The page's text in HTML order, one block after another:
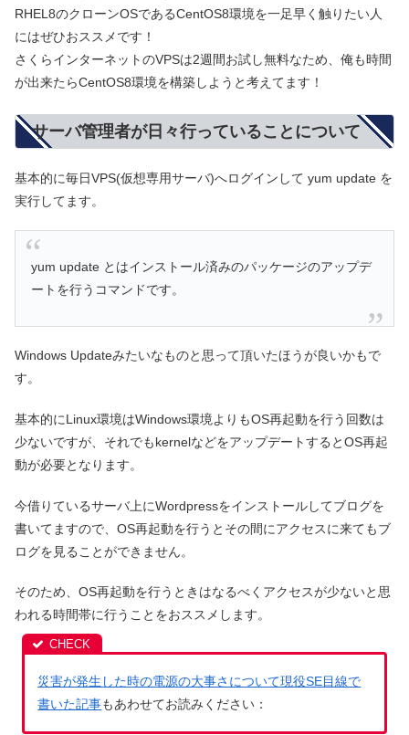
RHEL8のクローンOSであるCentOS8環境を一足早く触りたい人
にはぜひおススメです！
さくらインターネットのVPSは2週間お試し無料なため、俺も時間
が出来たらCentOS8環境を構築しようと考えてます！
サーバ管理者が日々行っていることについて
基本的に毎日VPS(仮想専用サーバ)へログインして yum update を
実行してます。
yum update とはインストール済みのパッケージのアップデ
ートを行うコマンドです。
Windows Updateみたいなものと思って頂いたほうが良いかもで
す。
基本的にLinux環境はWindows環境よりもOS再起動を行う回数は
少ないですが、それでもkernelなどをアップデートするとOS再起
動が必要となります。
今借りているサーバ上にWordpressをインストールしてブログを
書いてますので、OS再起動を行うとその間にアクセスに来てもブ
ログを見ることができません。
そのため、OS再起動を行うときはなるべくアクセスが少ないと思
われる時間帯に行うことをおススメします。
災害が発生した時の電源の大事さについて現役SE目線で
書いた記事もあわせてお読みください：